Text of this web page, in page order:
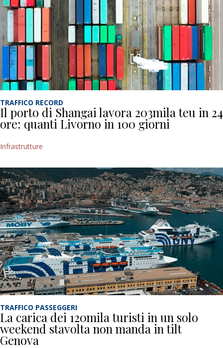
TRAFFICO RECORD
Il porto di Shangai lavora 203mila teu in 24
ore: quanti Livorno in 100 giorni
Infrastrutture
TRAFFICO PASSEGGERI
La carica dei 120mila turisti in un solo
weekend stavolta non manda in tilt
Genova